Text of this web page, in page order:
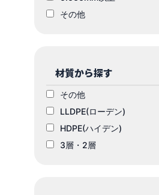
その他
材質から探す
その他
LLDPE(ローデン)
HDPE(ハイデン)
3層・2層